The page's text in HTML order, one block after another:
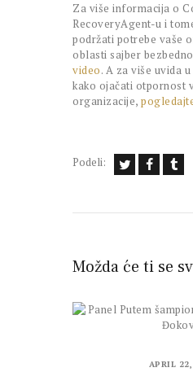
Za više informacija o
RecoveryAgent-u i
podržati potrebe vaše
oblasti sajber
video. A za više uvida
kako ojačati otpornost
organizacije,
Podeli:
Možda će ti se
APRIL